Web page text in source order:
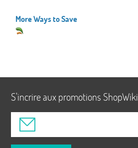
More Ways to Save
S'incrire aux promotions ShopWiki